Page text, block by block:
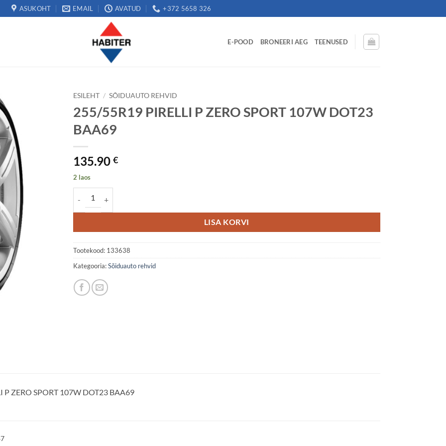
ASUKOHT EMAIL AVATUD +372 5658 326
E-POOD BRONEERI AEG TEENUSED
ESILEHT / SÕIDUAUTO REHVID
255/55R19 PIRELLI P ZERO SPORT 107W DOT23
BAA69
135.90 €
2 laos
LISA KORVI
Tootekood: 133638
Kategooria:Sõiduauto rehvid
P ZERO SPORT 107W DOT23 BAA69